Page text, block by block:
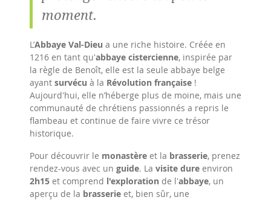
moment.
L’Abbaye Val-Dieu a une riche histoire. Créée en
1216 en tant qu'abbaye cistercienne, inspirée par
la règle de Benoît, elle est la seule abbaye belge
ayant survécu à la Révolution française !
Aujourd'hui, elle n’héberge plus de moine, mais une
communauté de chrétiens passionnés a repris le
flambeau et continue de faire vivre ce trésor
historique.
Pour découvrir le monastère et la brasserie, prenez
rendez-vous avec un guide. La visite dure environ
2h15 et comprend l'exploration de l'abbaye, un
aperçu de la brasserie et, bien sûr, une